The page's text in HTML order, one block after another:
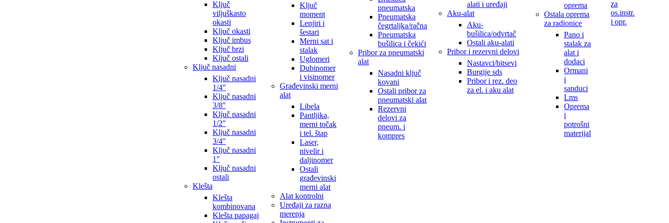
Ključ
viljuškasto
okasti
Ključ okasti
Ključ imbus
Ključ brzi
Ključ ostali
Ključ nasadni
Ključ nasadni
1/4″
Ključ nasadni
3/8″
Ključ nasadni
1/2″
Ključ nasadni
3/4″
Ključ nasadni
1″
Ključ nasadni
ostali
Klešta
Klešta
kombinovana
Klešta papagaj
Ključ
moment
Lenjiri i
šestari
Merni sat i
stalak
Uglomeri
Dubinomer
i visinomer
Građevinski merni
alat
Libela
Pantljika,
merni točak
i tel. štap
Laser,
nivelir i
daljinomer
Ostali
građevinski
merni alat
Alat kontrolni
Uređaji za razna
merenja
pneumatska
Pneumatska
čegrtaljka/račna
Pneumatska
bušilica i čekići
Pribor za pneumatski
alat
Nasadni ključ
kovani
Ostali pribor za
pneumatski alat
Rezervni
delovi za
pneum. i
kompres
alati i uređaji
Aku-alat
Aku-
bušilica/odvrtač
Ostali aku-alati
Pribor i rezervni delovi
Nastavci/bitsevi
Burgije sds
Pribor i rez. deo
za el. i aku alat
oprema
Ostala oprema
za radionice
Pano i
stalak za
alat i
dodaci
Ormani
i
sanduci
Lms
Oprema
i
potrošni
materijal
za
os.instr.
i opr.